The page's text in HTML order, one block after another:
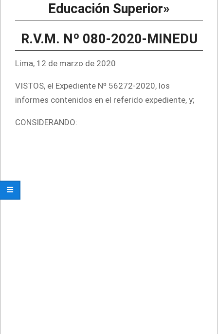
Educación Superior»
R.V.M. Nº 080-2020-MINEDU
Lima, 12 de marzo de 2020
VISTOS, el Expediente Nº 56272-2020, los
informes contenidos en el referido expediente, y;
CONSIDERANDO: